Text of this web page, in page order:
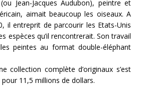
Jean-Jacques Audubon), peintre et
aimait beaucoup les oiseaux. A
il entreprit de parcourir les Etats-Unis
espèces qu’il rencontrerait. Son travail
peintes au format double-éléphant
collection complète d’originaux s’est
pour 11,5 millions de dollars.